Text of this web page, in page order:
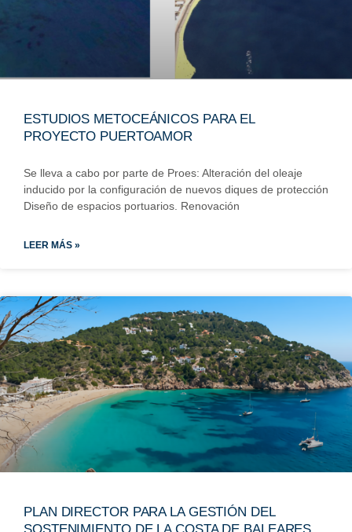
ESTUDIOS METOCEÁNICOS PARA EL
PROYECTO PUERTOAMOR
Se lleva a cabo por parte de Proes: Alteración del oleaje
inducido por la configuración de nuevos diques de protección​
Diseño de espacios portuarios. Renovación
LEER MÁS »
PLAN DIRECTOR PARA LA GESTIÓN DEL